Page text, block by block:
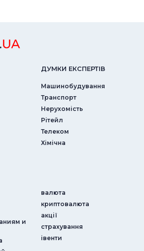
ДУМКИ ЕКСПЕРТIВ
Машинобудування
Транспорт
Нерухомість
Рітейл
Телеком
Хімічна
и
валюта
криптовалюта
акції
страхування
iвенти